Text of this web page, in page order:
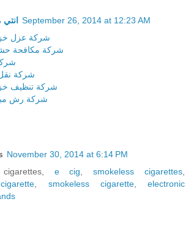
September 26, 2014 at 12:23 AM
شركة عزل
شركة مكافحة
شركة
شركة تنظيف
شركة رش
November 30, 2014 at 6:14 PM
cigarettes, e cig ,smokeless cigarettes
smokeless cigarette, electronic